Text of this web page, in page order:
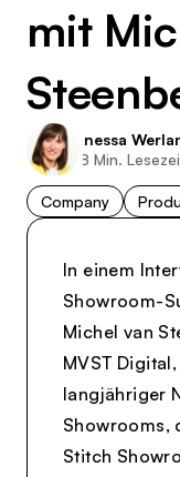
mit
Inessa
8 Min.
Company
In einem
Showroom-
Michel van
MVST
langjähriger
Showrooms,
Stitch